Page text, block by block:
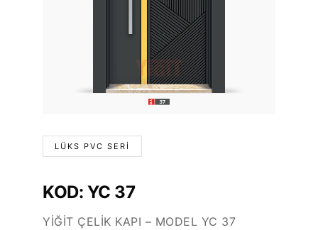
LÜKS PVC SERI
KOD: YC 37
YIĞIT ÇELIK KAPI – MODEL YC 37